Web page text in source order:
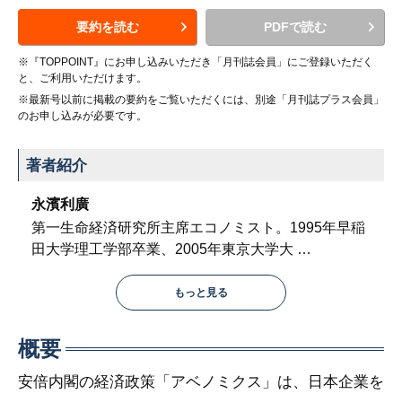
要約を読む PDFで読む
※『TOPPOINT』にお申し込みいただき「月刊誌会員」にご登録いただく
と、ご利用いただけます。
※最新号以前に掲載の要約をご覧いただくには、別途「月刊誌プラス会員」
のお申し込みが必要です。
著者紹介
永濱利廣
第一生命経済研究所主席エコノミスト。1995年早稲
田大学理工学部卒業、2005年東京大学大 …
もっと見る
概要
安倍内閣の経済政策「アベノミクス」は、日本企業を